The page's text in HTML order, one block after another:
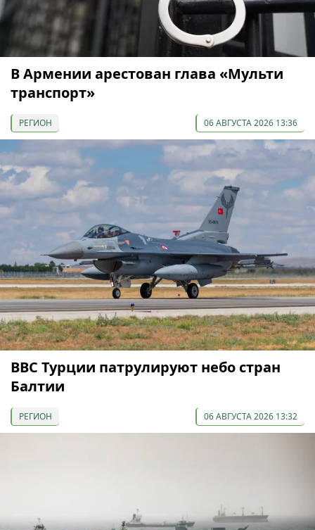
В Армении арестован глава «Мульти
транспорт»
РЕГИОН 06 АВГУСТА 2026 13:36
ВВС Турции патрулируют небо стран
Балтии
РЕГИОН 06 АВГУСТА 2026 13:32